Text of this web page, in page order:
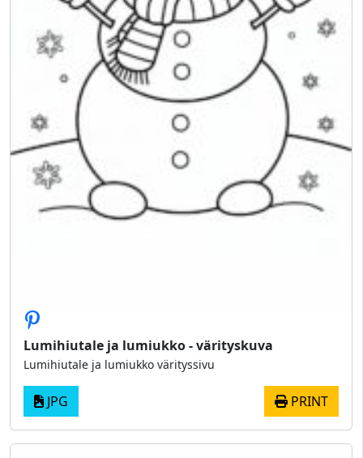
Lumihiutale ja lumiukko - värityskuva
Lumihiutale ja lumiukko värityssivu
JPG PRINT